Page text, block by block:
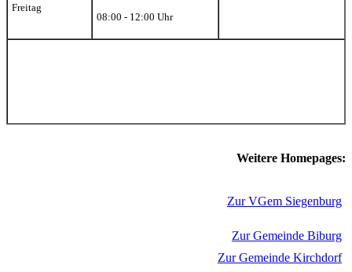
Freitag
08:00 - 12:00 Uhr
Weitere Homepages:
Zur VGem Siegenburg
Zur Gemeinde Biburg
Zur Gemeinde Kirchdorf